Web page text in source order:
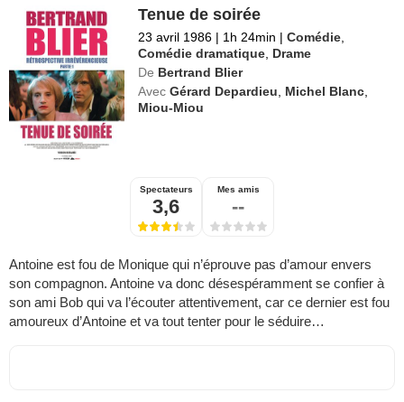
Tenue de soirée
23 avril 1986 | 1h 24min | Comédie
Comédie dramatique Drame
De Bertrand Blier
Avec Gérard Depardieu Michel Blanc
Miou-Miou
Spectateurs
3,6
Mes amis
--
Antoine est fou de Monique qui n’éprouve pas d’amour envers
son compagnon. Antoine va donc désespéramment se confier à
son ami Bob qui va l’écouter attentivement, car ce dernier est fou
amoureux d’Antoine et va tout tenter pour le séduire…